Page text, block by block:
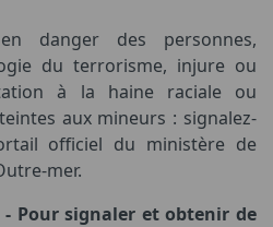
danger des personnes,
du terrorisme, injure ou
à la haine raciale ou
aux mineurs : signalez-
officiel du ministère de
mer.
- Pour signaler et obtenir de